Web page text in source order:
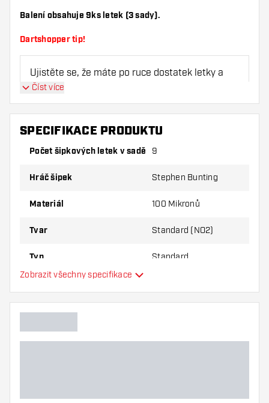
Balení obsahuje 9ks letek (3 sady).
Dartshopper tip!
Ujistěte se, že máte po ruce dostatek letky a
násadky. Ty se mohou používáním poškodit
nebo zlomit.
Vyzkoušejte jiný tvar, materiál nebo tloušťku
letky, abyste zjistili, která varianta vám
Číst více
SPECIFIKACE PRODUKTU
Počet šipkových letek v sadě 9
Hráč šipek Stephen Bunting
Materiál 100 Mikronů
Tvar Standard (NO2)
Typ Standard
Další barvy
Zobrazit všechny specifikace